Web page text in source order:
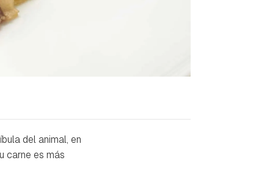
del animal, en
carne es más